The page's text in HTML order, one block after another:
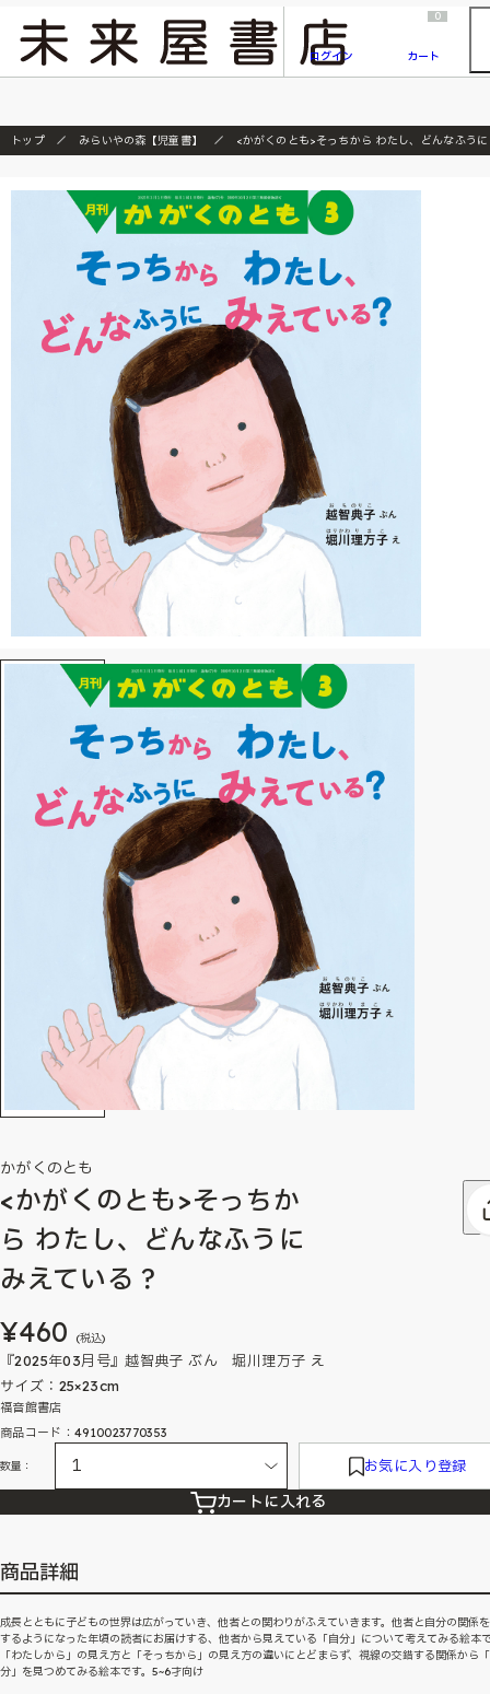
『ONE PIECE magazine 021 ONE PIECEカード付き同梱版』発売延期のご案内
ログイン
0
カート
トップ みらいやの森【児童書】 <かがくのとも>そっちから わたし、どんなふう
かがくのとも
<かがくのとも>そっちか
ら わたし、どんなふうに
みえている？
¥460 (税込)
『2025年03月号』越智典子 ぶん 堀川理万子 え
サイズ：25×23cm
福音館書店
商品コード：4910023770353
数量： お気に入り登録
カートに入れる
商品詳細
成長とともに子どもの世界は広がっていき、他者との関わりがふえていきます。他者と自分の関係
するようになった年頃の読者にお届けする、他者から見えている「自分」について考えてみる絵本
「わたしから」の見え方と「そっちから」の見え方の違いにとどまらず、視線の交錯する関係から
分」を見つめてみる絵本です。5~6才向け